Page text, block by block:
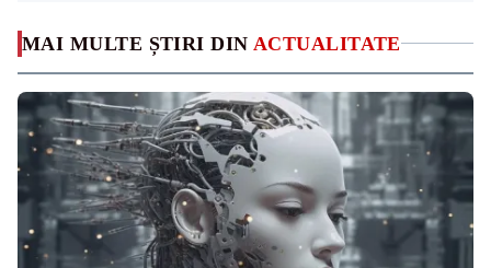
MAI MULTE ȘTIRI DIN ACTUALITATE